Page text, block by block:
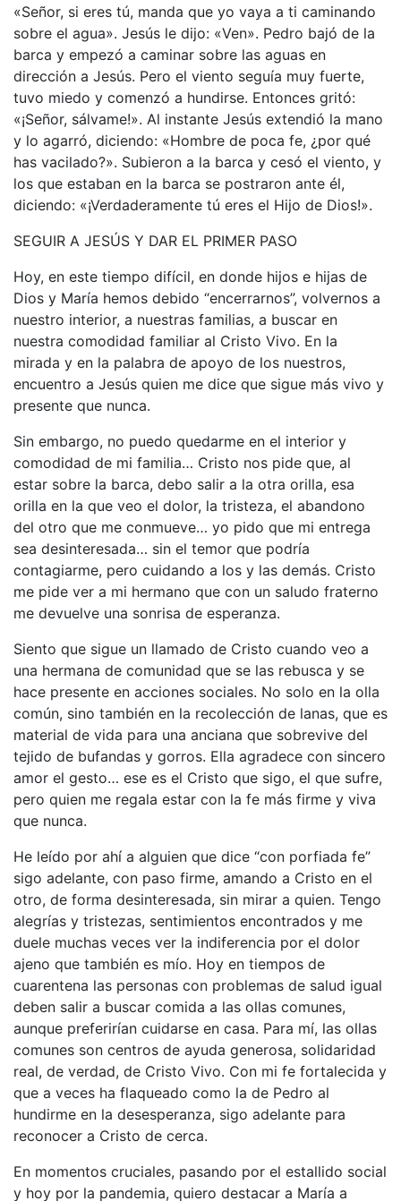
«Señor, si eres tú, manda que yo vaya a ti caminando
sobre el agua». Jesús le dijo: «Ven». Pedro bajó de la
barca y empezó a caminar sobre las aguas en
dirección a Jesús. Pero el viento seguía muy fuerte,
tuvo miedo y comenzó a hundirse. Entonces gritó:
«¡Señor, sálvame!». Al instante Jesús extendió la mano
y lo agarró, diciendo: «Hombre de poca fe, ¿por qué
has vacilado?». Subieron a la barca y cesó el viento, y
los que estaban en la barca se postraron ante él,
diciendo: «¡Verdaderamente tú eres el Hijo de Dios!».
SEGUIR A JESÚS Y DAR EL PRIMER PASO
Hoy, en este tiempo difícil, en donde hijos e hijas de
Dios y María hemos debido “encerrarnos”, volvernos a
nuestro interior, a nuestras familias, a buscar en
nuestra comodidad familiar al Cristo Vivo. En la
mirada y en la palabra de apoyo de los nuestros,
encuentro a Jesús quien me dice que sigue más vivo y
presente que nunca.
Sin embargo, no puedo quedarme en el interior y
comodidad de mi familia… Cristo nos pide que, al
estar sobre la barca, debo salir a la otra orilla, esa
orilla en la que veo el dolor, la tristeza, el abandono
del otro que me conmueve… yo pido que mi entrega
sea desinteresada… sin el temor que podría
contagiarme, pero cuidando a los y las demás. Cristo
me pide ver a mi hermano que con un saludo fraterno
me devuelve una sonrisa de esperanza.
Siento que sigue un llamado de Cristo cuando veo a
una hermana de comunidad que se las rebusca y se
hace presente en acciones sociales. No solo en la olla
común, sino también en la recolección de lanas, que es
material de vida para una anciana que sobrevive del
tejido de bufandas y gorros. Ella agradece con sincero
amor el gesto… ese es el Cristo que sigo, el que sufre,
pero quien me regala estar con la fe más firme y viva
que nunca.
He leído por ahí a alguien que dice “con porfiada fe”
sigo adelante, con paso firme, amando a Cristo en el
otro, de forma desinteresada, sin mirar a quien. Tengo
alegrías y tristezas, sentimientos encontrados y me
duele muchas veces ver la indiferencia por el dolor
ajeno que también es mío. Hoy en tiempos de
cuarentena las personas con problemas de salud igual
deben salir a buscar comida a las ollas comunes,
aunque preferirían cuidarse en casa. Para mí, las ollas
comunes son centros de ayuda generosa, solidaridad
real, de verdad, de Cristo Vivo. Con mi fe fortalecida y
que a veces ha flaqueado como la de Pedro al
hundirme en la desesperanza, sigo adelante para
reconocer a Cristo de cerca.
En momentos cruciales, pasando por el estallido social
y hoy por la pandemia, quiero destacar a María a